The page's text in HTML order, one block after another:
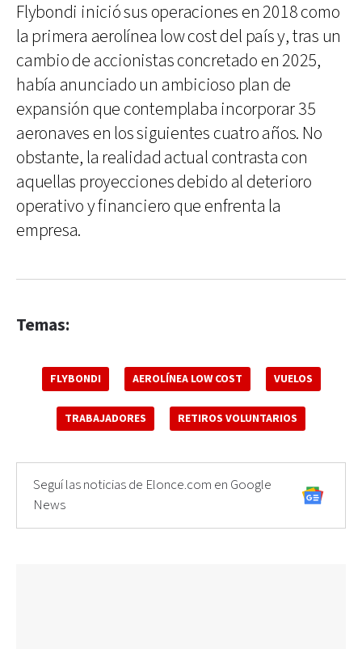
Flybondi inició sus operaciones en 2018 como
la primera aerolínea low cost del país y, tras un
cambio de accionistas concretado en 2025,
había anunciado un ambicioso plan de
expansión que contemplaba incorporar 35
aeronaves en los siguientes cuatro años. No
obstante, la realidad actual contrasta con
aquellas proyecciones debido al deterioro
operativo y financiero que enfrenta la
empresa.
Temas:
FLYBONDI AEROLÍNEA LOW COST VUELOS
TRABAJADORES RETIROS VOLUNTARIOS
Seguí las noticias de Elonce.com en Google
News